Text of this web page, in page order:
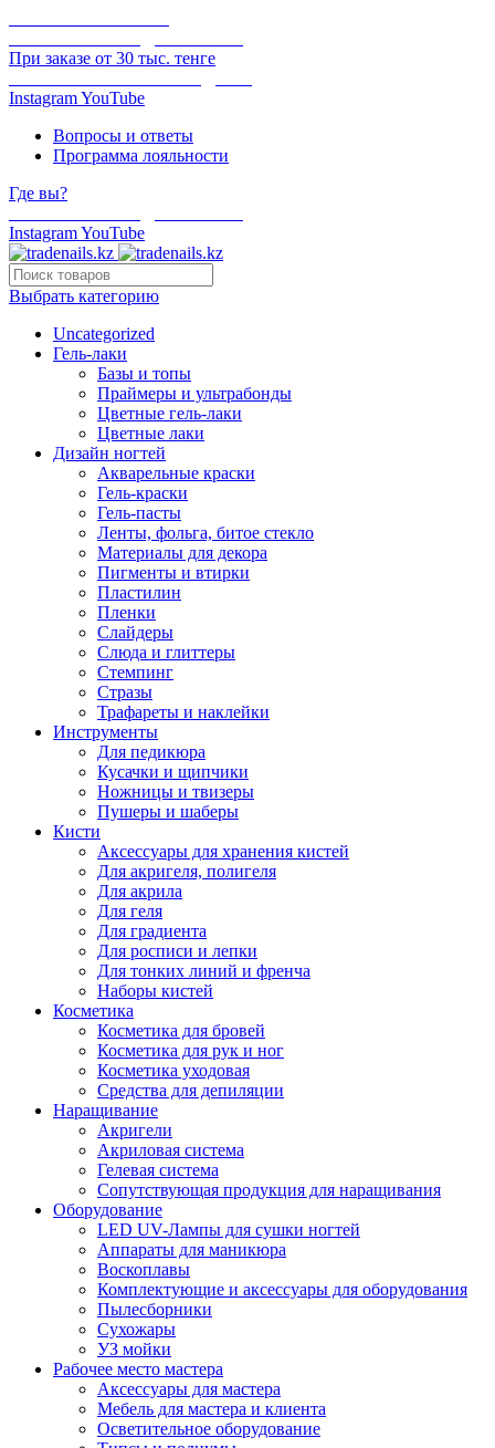
При заказе от 30 тыс. тенге
InstagramYouTube
Вопросы и ответы
Программа лояльности
Где вы?
InstagramYouTube
Выбрать категорию
Uncategorized
Гель-лаки
Базы и топы
Праймеры и ультрабонды
Цветные гель-лаки
Цветные лаки
Дизайн ногтей
Акварельные краски
Гель-краски
Гель-пасты
Ленты, фольга, битое стекло
Материалы для декора
Пигменты и втирки
Пластилин
Пленки
Слайдеры
Слюда и глиттеры
Стемпинг
Стразы
Трафареты и наклейки
Инструменты
Для педикюра
Кусачки и щипчики
Ножницы и твизеры
Пушеры и шаберы
Кисти
Аксессуары для хранения кистей
Для акригеля, полигеля
Для акрила
Для геля
Для градиента
Для росписи и лепки
Для тонких линий и френча
Наборы кистей
Косметика
Косметика для бровей
Косметика для рук и ног
Косметика уходовая
Средства для депиляции
Наращивание
Акригели
Акриловая система
Гелевая система
Сопутствующая продукция для наращивания
Оборудование
LED UV-Лампы для сушки ногтей
Аппараты для маникюра
Воскоплавы
Комплектующие и аксессуары для оборудования
Пылесборники
Сухожары
УЗ мойки
Рабочее место мастера
Аксессуары для мастера
Мебель для мастера и клиента
Осветительное оборудование